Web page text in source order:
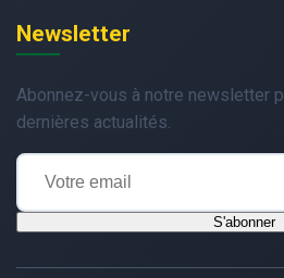
Newsletter
Abonnez-vous à notre newsletter
dernières actualités.
S'abonner